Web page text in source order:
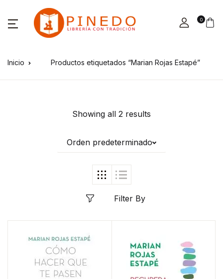
0
Inicio Productos etiquetados “Marian Rojas Estapé”
Showing all 2 results
Orden predeterminado
Filter By